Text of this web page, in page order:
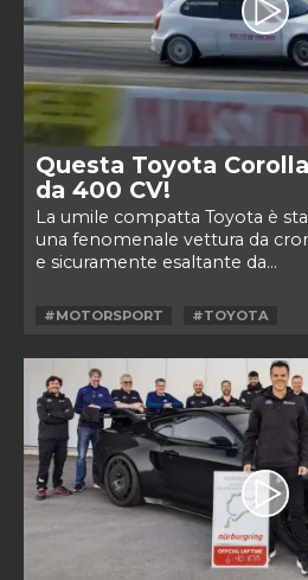
Questa Toyota
da 400 CV!
La umile compatta Toyota è
una fenomenale vettura da
e sicuramente esaltante da...
#MOTORSPORT #TOYOTA